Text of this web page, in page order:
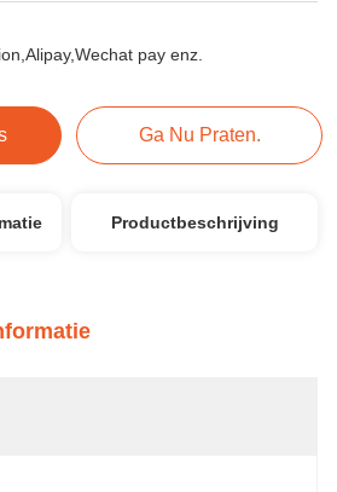
pay enz.
Ga Nu Praten.
Productbeschrijving